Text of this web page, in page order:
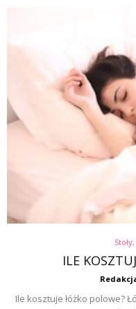
ILE
Ile kosztuje łóżko polowe?